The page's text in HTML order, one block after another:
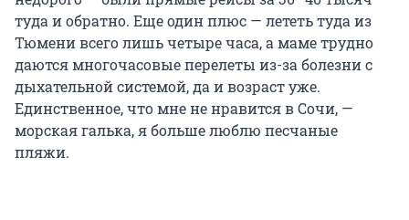
туда и обратно. Еще один плюс — лететь туда из
Тюмени всего лишь четыре часа, а маме трудно
даются многочасовые перелеты из-за болезни с
дыхательной системой, да и возраст уже.
Единственное, что мне не нравится в Сочи, —
морская галька, я больше люблю песчаные
пляжи.